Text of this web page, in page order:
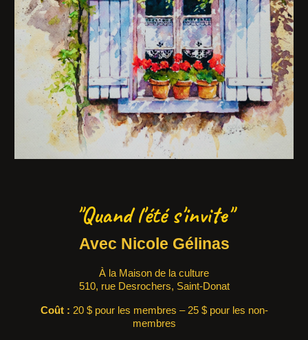
"Quand l'été s'invite"
Avec Nicole Gélinas
À la Maison de la culture
510, rue Desrochers, Saint-Donat
Coût : 20 $ pour les membres – 25 $ pour les non-
membres